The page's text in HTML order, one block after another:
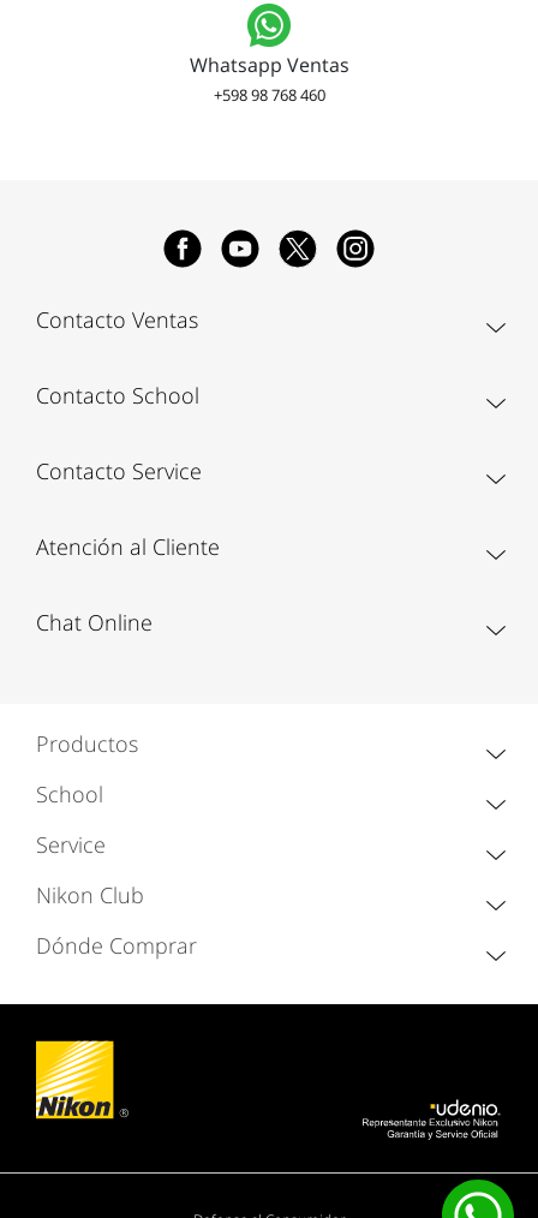
Whatsapp Ventas
+598 98 768 460
Contacto Ventas
Contacto School
Contacto Service
Atención al Cliente
Chat Online
Productos
School
Service
Nikon Club
Dónde Comprar